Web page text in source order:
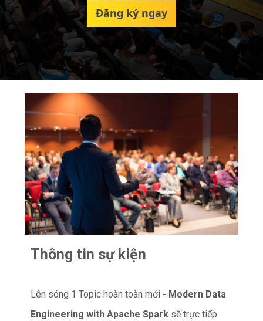
Đăng ký ngay
Thông tin sự kiện
Lên sóng 1 Topic hoàn toàn mới - Modern Data
Engineering with Apache Sparksẽ trực tiếp